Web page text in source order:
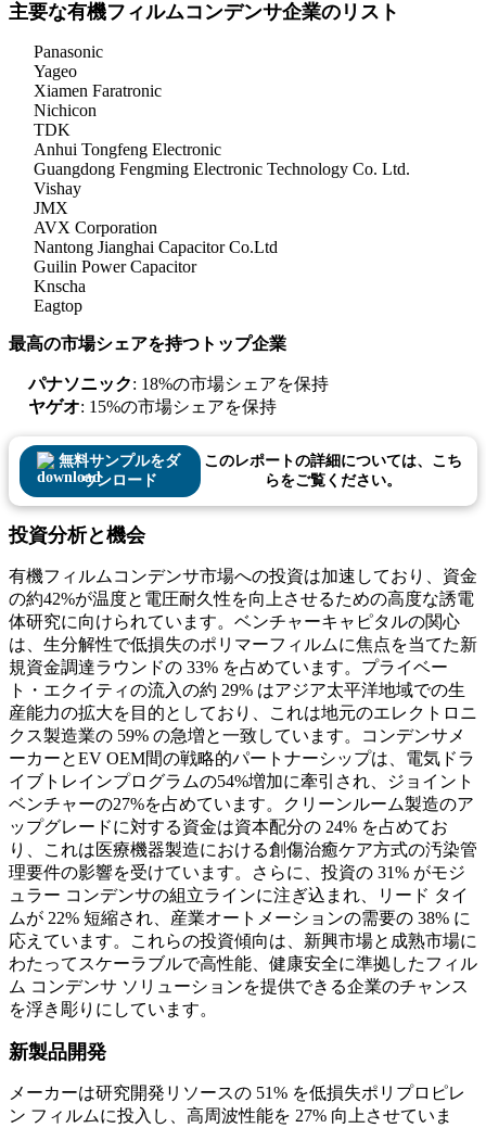
主要な有機フィルムコンデンサ企業のリスト
Panasonic
Yageo
Xiamen Faratronic
Nichicon
TDK
Anhui Tongfeng Electronic
Guangdong Fengming Electronic Technology Co. Ltd.
Vishay
JMX
AVX Corporation
Nantong Jianghai Capacitor Co.Ltd
Guilin Power Capacitor
Knscha
Eagtop
最高の市場シェアを持つトップ企業
パナソニック: 18%の市場シェアを保持
ヤゲオ: 15%の市場シェアを保持
無料サンプルをダ
ウンロード
このレポートの詳細については、こち
らをご覧ください。
投資分析と機会
有機フィルムコンデンサ市場への投資は加速しており、資金
の約42%が温度と電圧耐久性を向上させるための高度な誘電
体研究に向けられています。ベンチャーキャピタルの関心
は、生分解性で低損失のポリマーフィルムに焦点を当てた新
規資金調達ラウンドの 33% を占めています。プライベー
ト・エクイティの流入の約 29% はアジア太平洋地域での生
産能力の拡大を目的としており、これは地元のエレクトロニ
クス製造業の 59% の急増と一致しています。コンデンサメ
ーカーとEV OEM間の戦略的パートナーシップは、電気ドラ
イブトレインプログラムの54%増加に牽引され、ジョイント
ベンチャーの27%を占めています。クリーンルーム製造のア
ップグレードに対する資金は資本配分の 24% を占めてお
り、これは医療機器製造における創傷治癒ケア方式の汚染管
理要件の影響を受けています。さらに、投資の 31% がモジ
ュラー コンデンサの組立ラインに注ぎ込まれ、リード タイ
ムが 22% 短縮され、産業オートメーションの需要の 38% に
応えています。これらの投資傾向は、新興市場と成熟市場に
わたってスケーラブルで高性能、健康安全に準拠したフィル
ム コンデンサ ソリューションを提供できる企業のチャンス
を浮き彫りにしています。
新製品開発
メーカーは研究開発リソースの 51% を低損失ポリプロピレ
ン フィルムに投入し、高周波性能を 27% 向上させていま